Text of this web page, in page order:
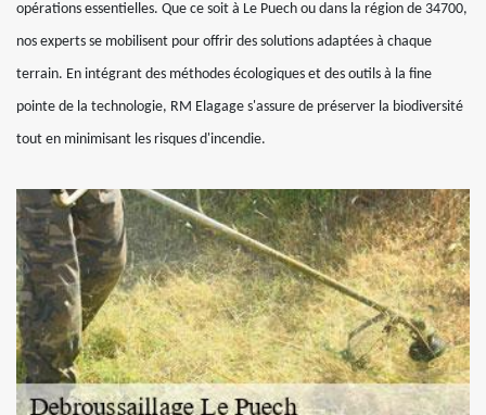
opérations essentielles. Que ce soit à Le Puech ou dans la région de 34700,
nos experts se mobilisent pour offrir des solutions adaptées à chaque
terrain. En intégrant des méthodes écologiques et des outils à la fine
pointe de la technologie, RM Elagage s'assure de préserver la biodiversité
tout en minimisant les risques d'incendie.